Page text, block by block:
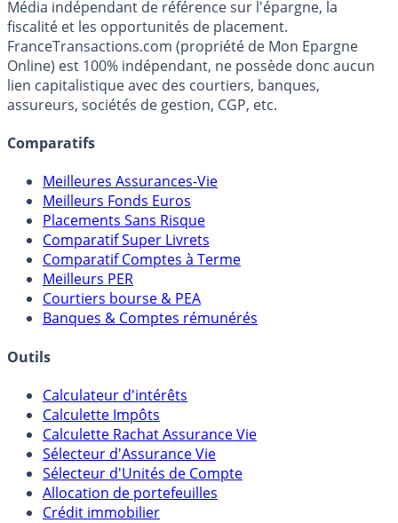
Média indépendant de référence sur l'épargne, la
fiscalité et les opportunités de placement.
FranceTransactions.com (propriété de Mon Epargne
Online) est 100% indépendant, ne possède donc aucun
lien capitalistique avec des courtiers, banques,
assureurs, sociétés de gestion, CGP, etc.
Comparatifs
Meilleures Assurances-Vie
Meilleurs Fonds Euros
Placements Sans Risque
Comparatif Super Livrets
Comparatif Comptes à Terme
Meilleurs PER
Courtiers bourse & PEA
Banques & Comptes rémunérés
Outils
Calculateur d'intérêts
Calculette Impôts
Calculette Rachat Assurance Vie
Sélecteur d'Assurance Vie
Sélecteur d'Unités de Compte
Allocation de portefeuilles
Crédit immobilier